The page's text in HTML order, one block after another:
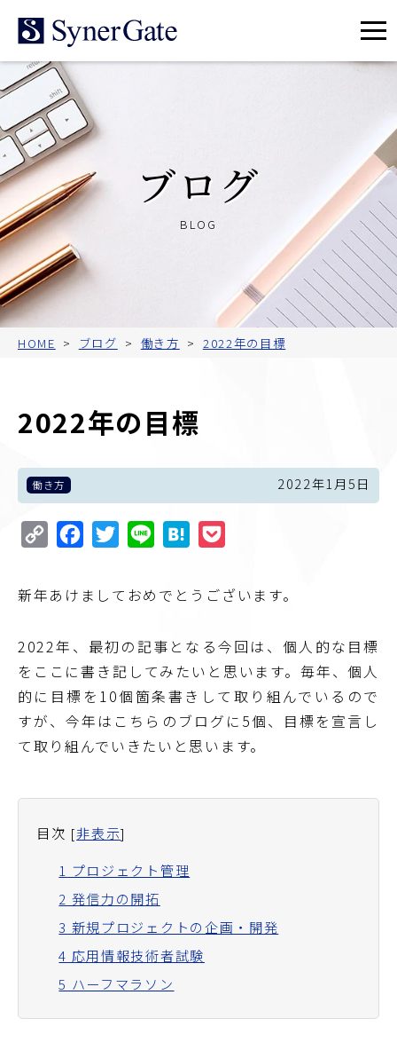
メ
ュ
ブログ
BLOG
HOME ブログ 働き方 2022年の目標
2022年の目標
働き方 2022年1月5日
Copy
FacebookTwitterLine Hatena
新年あけましておめでとうございます。
2022年、最初の記事となる今回は、個人的な目標
をここに書き記してみたいと思います。毎年、個人
的に目標を10個箇条書きして取り組んでいるので
すが、今年はこちらのブログに5個、目標を宣言し
て取り組んでいきたいと思います。
目次 [非表示]
1 プロジェクト管理
2 発信力の開拓
3 新規プロジェクトの企画・開発
4 応用情報技術者試験
5 ハーフマラソン